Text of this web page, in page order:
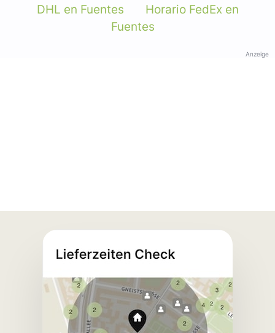
DHL en Fuentes
Horario FedEx en
Fuentes
Anzeige